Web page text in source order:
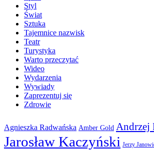
Styl
Świat
Sztuka
Tajemnice nazwisk
Teatr
Turystyka
Warto przeczytać
Wideo
Wydarzenia
Wywiady
Zaprezentuj się
Zdrowie
Agnieszka Radwańska Amber Gold Andrzej
Jarosław Kaczyński Jerzy